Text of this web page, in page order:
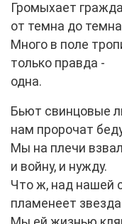
Громыхает
от темна до
Много в поле
только правда -
одна.
Бьют свинцовые
нам пророчат
Мы на плечи
и войну, и нужду.
Что ж, над нашей
пламенеет